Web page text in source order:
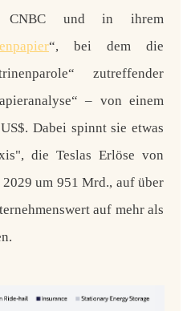
und in ihrem
“, bei dem die
zutreffender
– von einem
. Dabei spinnt sie etwas
die Teslas Erlöse von
um 951 Mrd., auf über
auf mehr als